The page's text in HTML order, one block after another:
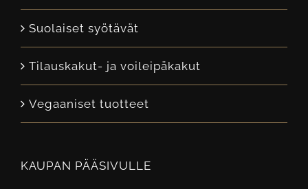
Suolaiset syötävät
Tilauskakut- ja voileipäkakut
Vegaaniset tuotteet
KAUPAN PÄÄSIVULLE